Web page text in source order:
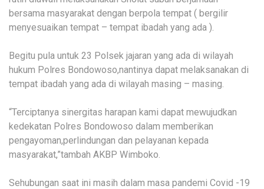
bersama masyarakat dengan berpola tempat ( bergilir
menyesuaikan tempat – tempat ibadah yang ada ).
Begitu pula untuk 23 Polsek jajaran yang ada di wilayah
hukum Polres Bondowoso,nantinya dapat melaksanakan di
tempat ibadah yang ada di wilayah masing – masing.
“Terciptanya sinergitas harapan kami dapat mewujudkan
kedekatan Polres Bondowoso dalam memberikan
pengayoman,perlindungan dan pelayanan kepada
masyarakat,”tambah AKBP Wimboko.
Sehubungan saat ini masih dalam masa pandemi Covid -19